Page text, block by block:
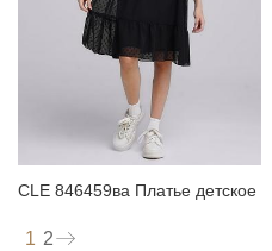
CLE 846459ва Платье детское
1 2